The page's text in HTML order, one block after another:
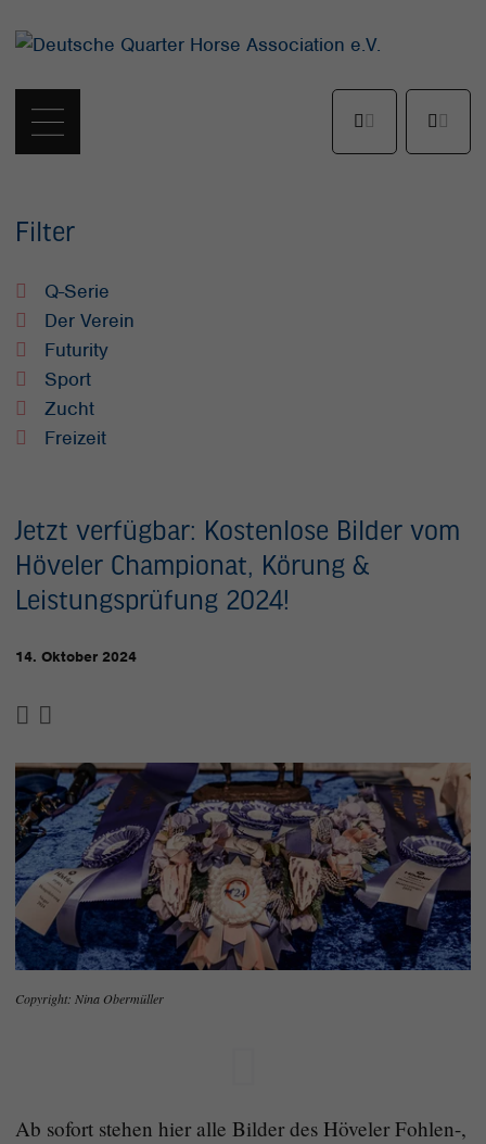
Filter
Q-Serie
Der Verein
Futurity
Sport
Zucht
Freizeit
Jetzt verfügbar: Kostenlose Bilder vom
Höveler Championat, Körung &
Leistungsprüfung 2024!
14. Oktober 2024
Copyright: Nina Obermüller
Ab sofort stehen hier alle Bilder des Höveler Fohlen-,